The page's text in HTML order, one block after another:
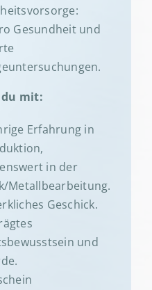
Gesundheit und
du mit:
Erfahrung in
in der
Metallbearbeitung.
Geschick.
und